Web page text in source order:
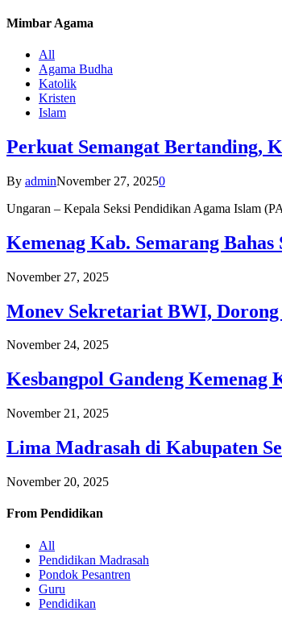
Mimbar Agama
All
Agama Budha
Katolik
Kristen
Islam
Perkuat Semangat Bertanding,
By adminNovember 27, 20250
Ungaran – Kepala Seksi Pendidikan Agama Islam
Kemenag Kab. Semarang
November 27, 2025
Monev Sekretariat BWI,
November 24, 2025
Kesbangpol Gandeng Kemenag
November 21, 2025
Lima Madrasah di Kabupaten
November 20, 2025
From Pendidikan
All
Pendidikan Madrasah
Pondok Pesantren
Guru
Pendidikan